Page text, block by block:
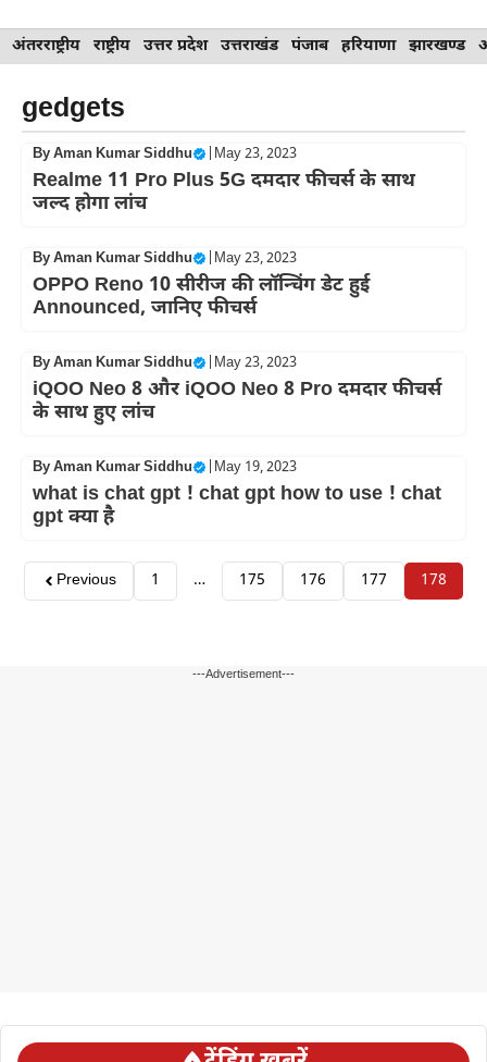
Skip
to
अंतरराष्ट्रीय राष्ट्रीय उत्तर प्रदेश उत्तराखंड पंजाब हरियाणा झारखण्ड
gedgets
ByAman Kumar Siddhu May 23, 2023
Realme 11 Pro Plus 5G दमदार फीचर्स के साथ
जल्द होगा लांच
ByAman Kumar Siddhu May 23, 2023
OPPO Reno 10 सीरीज की लॉन्चिंग डेट हुई
Announced, जानिए फीचर्स
ByAman Kumar Siddhu May 23, 2023
iQOO Neo 8 और iQOO Neo 8 Pro दमदार फीचर्स
के साथ हुए लांच
ByAman Kumar Siddhu May 19, 2023
what is chat gpt ! chat gpt how to use ! chat
gpt क्या है
Previous 1 … 175 176 177 178
---Advertisement---